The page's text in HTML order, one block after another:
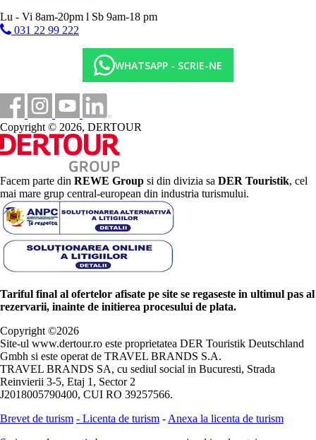
Lu - Vi 8am-20pm l Sb 9am-18 pm
031 22 99 222
WHATSAPP - SCRIE-NE
Copyright © 2026, DERTOUR
Facem parte din REWE Group si din divizia sa DER Touristik, cel
mai mare grup central-european din industria turismului.
Tariful final al ofertelor afisate pe site se regaseste in ultimul pas al
rezervarii, inainte de initierea procesului de plata.
Copyright ©2026
Site-ul www.dertour.ro este proprietatea DER Touristik Deutschland
Gmbh si este operat de TRAVEL BRANDS S.A.
TRAVEL BRANDS SA, cu sediul social in Bucuresti, Strada
Reinvierii 3-5, Etaj 1, Sector 2
J2018005790400, CUI RO 39257566.
Brevet de turism - Licenta de turism - Anexa la licenta de turism